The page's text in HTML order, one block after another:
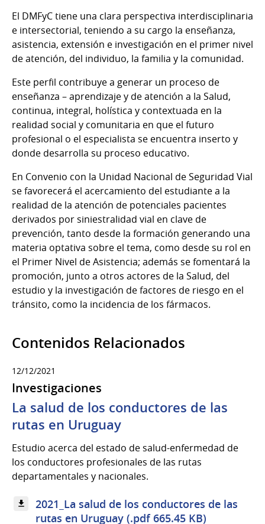
El DMFyC tiene una clara perspectiva interdisciplinaria
e intersectorial, teniendo a su cargo la enseñanza,
asistencia, extensión e investigación en el primer nivel
de atención, del individuo, la familia y la comunidad.
Este perfil contribuye a generar un proceso de
enseñanza – aprendizaje y de atención a la Salud,
continua, integral, holística y contextuada en la
realidad social y comunitaria en que el futuro
profesional o el especialista se encuentra inserto y
donde desarrolla su proceso educativo.
En Convenio con la Unidad Nacional de Seguridad Vial
se favorecerá el acercamiento del estudiante a la
realidad de la atención de potenciales pacientes
derivados por siniestralidad vial en clave de
prevención, tanto desde la formación generando una
materia optativa sobre el tema, como desde su rol en
el Primer Nivel de Asistencia; además se fomentará la
promoción, junto a otros actores de la Salud, del
estudio y la investigación de factores de riesgo en el
tránsito, como la incidencia de los fármacos.
Contenidos Relacionados
12/12/2021
Investigaciones
La salud de los conductores de las
rutas en Uruguay
Estudio acerca del estado de salud-enfermedad de
los conductores profesionales de las rutas
departamentales y nacionales.
2021_La salud de los conductores de las
rutas en Uruguay (.pdf 665.45 KB)